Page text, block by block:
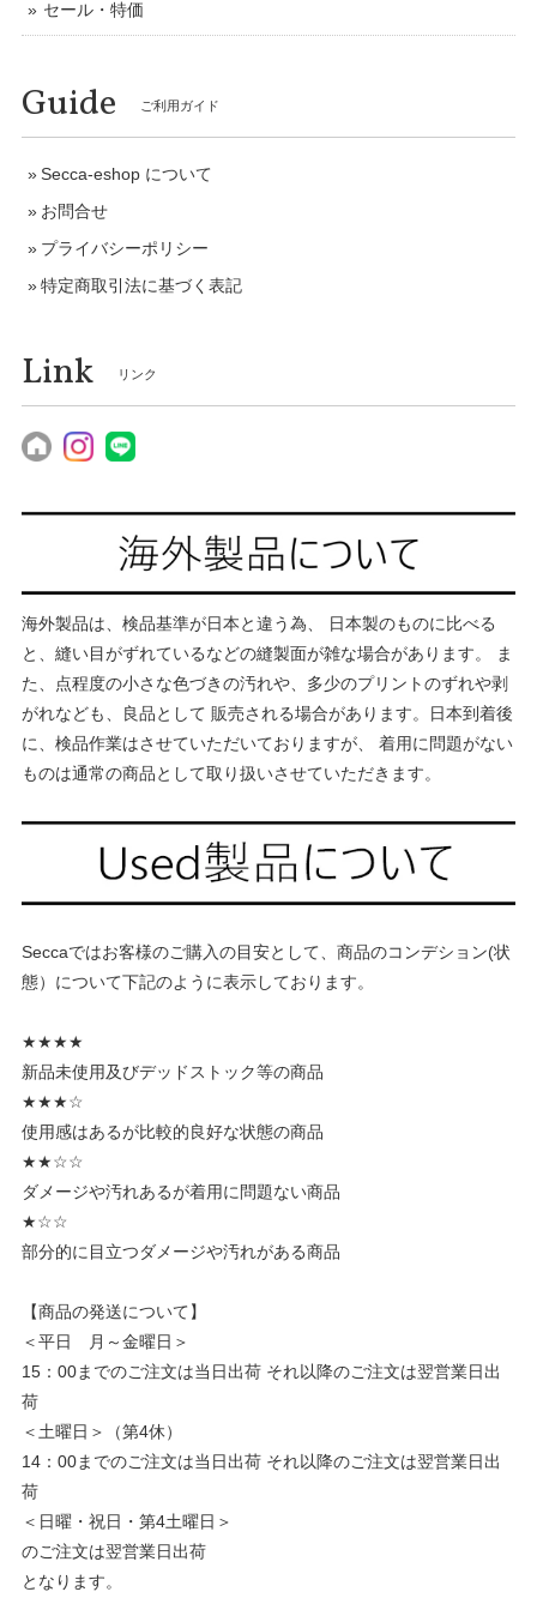
セール・特価
Guide ご利用ガイド
Secca-eshop について
お問合せ
プライバシーポリシー
特定商取引法に基づく表記
Link リンク
海外製品は、検品基準が日本と違う為、 日本製のものに比べる
と、縫い目がずれているなどの縫製面が雑な場合があります。 ま
た、点程度の小さな色づきの汚れや、多少のプリントのずれや剥
がれなども、良品として 販売される場合があります。日本到着後
に、検品作業はさせていただいておりますが、 着用に問題がない
ものは通常の商品として取り扱いさせていただきます。
Seccaではお客様のご購入の目安として、商品のコンデション(状
態）について下記のように表示しております。
★★★★
新品未使用及びデッドストック等の商品
★★★☆
使用感はあるが比較的良好な状態の商品
★★☆☆
ダメージや汚れあるが着用に問題ない商品
★☆☆
部分的に目立つダメージや汚れがある商品
【商品の発送について】
＜平日 月～金曜日＞
15：00までのご注文は当日出荷 それ以降のご注文は翌営業日出
荷
＜土曜日＞（第4休）
14：00までのご注文は当日出荷 それ以降のご注文は翌営業日出
荷
＜日曜・祝日・第4土曜日＞
のご注文は翌営業日出荷
となります。